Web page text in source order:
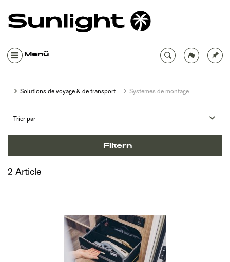
Menü
Solutions de voyage & de transport Systemes de montage
Filtern
2 Article